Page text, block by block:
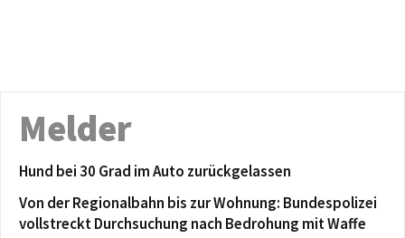
Melder
Hund bei 30 Grad im Auto zurückgelassen
Von der Regionalbahn bis zur Wohnung: Bundespolizei
vollstreckt Durchsuchung nach Bedrohung mit Waffe